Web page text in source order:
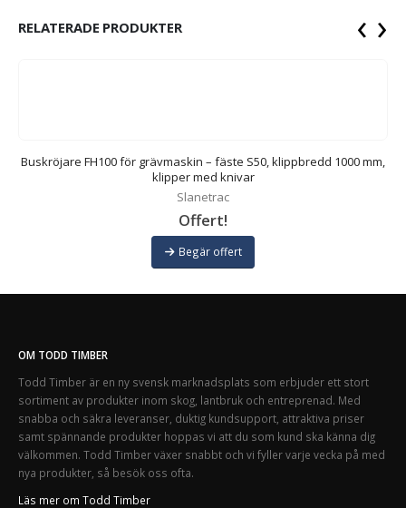
RELATERADE PRODUKTER
Buskröjare FH100 för grävmaskin – fäste S50, klippbredd 1000 mm,
klipper med knivar
Slanetrac
Offert!
Begär offert
‹ ›
OM TODD TIMBER
Todd Timber är en ny svensk marknadsplats som erbjuder ett stort
sortiment av produkter inom skog, lantbruk och entreprenad. Med
snabba och säkra leveranser, duktig kundsupport, attraktiva priser
samt spännande produkter hoppas vi att du som kund ska känna dig
välkommen. Todd Timber växer snabbt och vi fyller varje vecka på med
nya produkter, så besök oss ofta.
Läs mer om Todd Timber